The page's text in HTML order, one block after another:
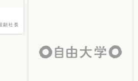
副社長